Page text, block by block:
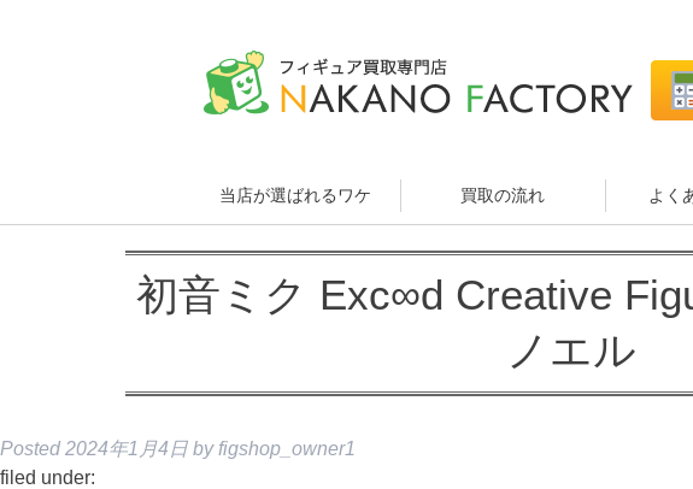
当店が選ばれるワケ 買取の流れ よく
初音ミク Exc∞d Creative
ノエル
Posted 2024年1月4日 by figshop_owner1
filed under: